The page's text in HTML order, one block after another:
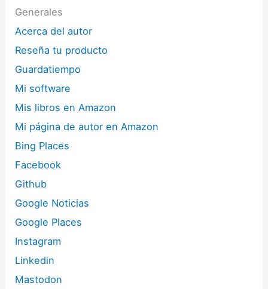
Generales
Acerca del autor
Reseña tu producto
Guardatiempo
Mi software
Mis libros en Amazon
Mi página de autor en Amazon
Bing Places
Facebook
Github
Google Noticias
Google Places
Instagram
Linkedin
Mastodon